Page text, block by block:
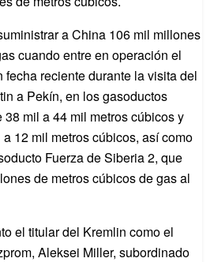
a China 106 mil millones
cuando entre en operación el
fecha reciente durante la visita del
a Pekín, en los gasoductos
38 mil a 44 mil metros cúbicos y
12 mil metros cúbicos, así como
Fuerza de Siberia 2, que
de metros cúbicos de gas al
el titular del Kremlin como el
Aleksei Miller, subordinado